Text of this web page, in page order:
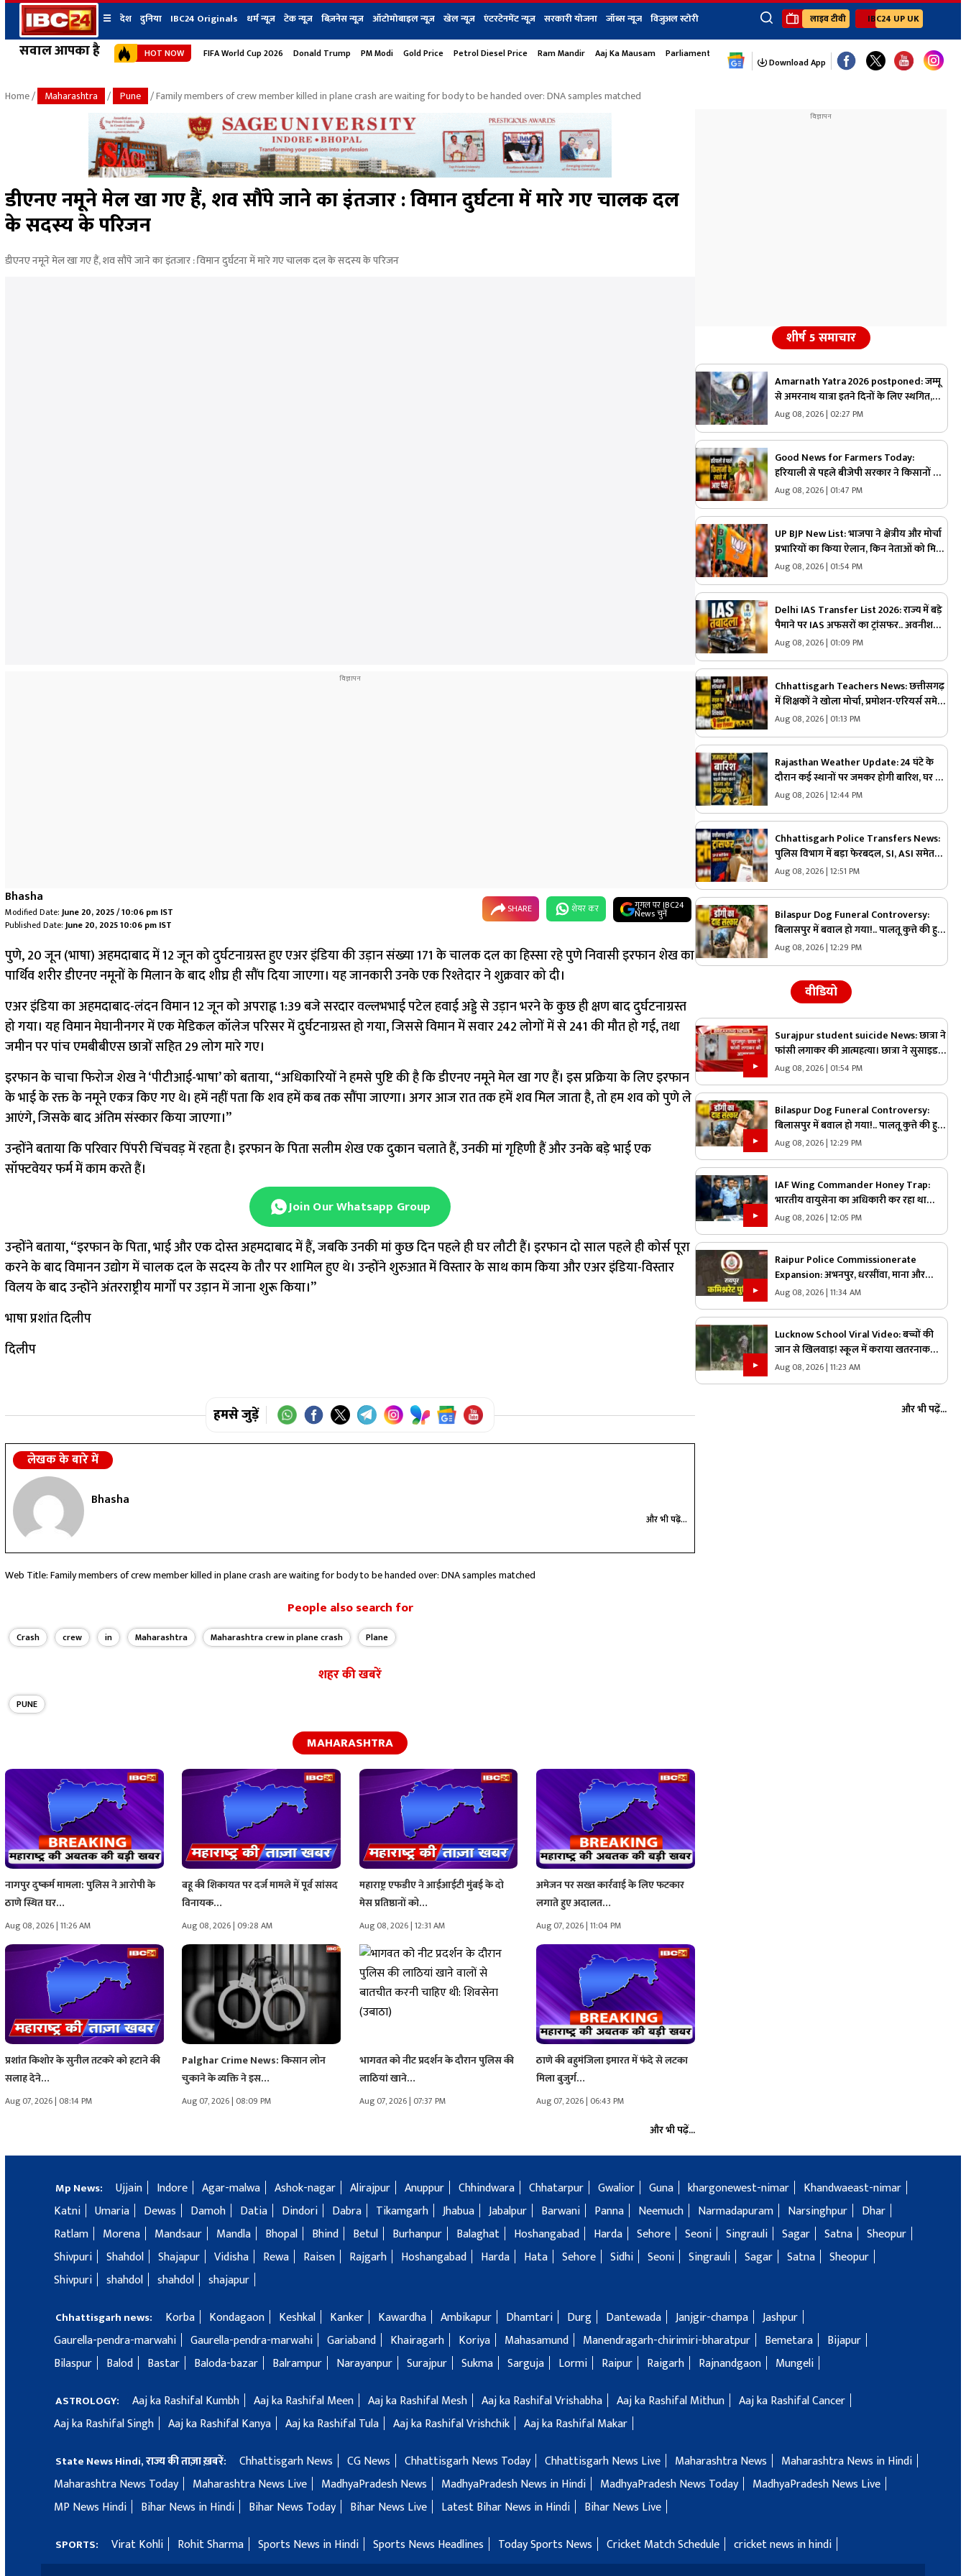
सवाल आपका है
☰ देश दुनिया IBC24 Originals धर्म न्यूज़ टेक न्यूज़ बिज़नेस न्यूज़ ऑटोमोबाइल न्यूज़ खेल न्यूज़ एंटरटेनमेंट न्यूज़ सरकारी योजना जॉब्स न्यूज विजुअल स्टोरी
×
छत्तीसगढ़ न्यूज
उत्तर प्रदेश न्यूज
बिहार न्यूज
उत्तराखंड न्यूज
महाराष्ट्र न्यूज
हिमाचल प्रदेश न्यूज
हरियाणा न्यूज
शहर
भोपाल
जबलपुर
ग्वालियर
रायपुर
दुनिया IBC24 Originals
शेयर बाज़ार गैजेट्स न्यूज
जॉब्स न्यूज Youtube Channels
Ibc24 Jankarwan
लाइव टीवी IBC24 UP UK
HOT NOW FIFA World Cup 2026 Donald Trump PM Modi Gold Price Petrol Diesel Price Ram Mandir Aaj Ka Mausam Parliament Monsoon Session
Download App
Home/ Maharashtra / Pune / Family members of crew member killed in plane crash are waiting for body to be handed over: DNA samples matched
डीएनए नमूने मेल खा गए हैं, शव सौंपे जाने का इंतजार : विमान दुर्घटना में मारे गए चालक दल
के सदस्य के परिजन
डीएनए नमूने मेल खा गए हैं, शव सौंपे जाने का इंतजार : विमान दुर्घटना में मारे गए चालक दल के सदस्य के परिजन
Bhasha
Modified Date:June 20, 2025 / 10:06 pm IST
Published Date:June 20, 2025 10:06 pm IST
SHARE शेयर कर गूगल पर IBC24
News चुनें
पुणे, 20 जून (भाषा) अहमदाबाद में 12 जून को दुर्घटनाग्रस्त हुए एअर इंडिया की उड़ान संख्या 171 के चालक दल का हिस्सा रहे पुणे निवासी इरफान शेख का
पार्थिव शरीर डीएनए नमूनों के मिलान के बाद शीघ्र ही सौंप दिया जाएगा। यह जानकारी उनके एक रिश्तेदार ने शुक्रवार को दी।
एअर इंडिया का अहमदाबाद-लंदन विमान 12 जून को अपराह्न 1:39 बजे सरदार वल्लभभाई पटेल हवाई अड्डे से उड़ान भरने के कुछ ही क्षण बाद दुर्घटनाग्रस्त
हो गया। यह विमान मेघानीनगर में एक मेडिकल कॉलेज परिसर में दुर्घटनाग्रस्त हो गया, जिससे विमान में सवार 242 लोगों में से 241 की मौत हो गई, तथा
जमीन पर पांच एमबीबीएस छात्रों सहित 29 लोग मारे गए।
इरफान के चाचा फिरोज शेख ने ‘पीटीआई-भाषा’ को बताया, “अधिकारियों ने हमसे पुष्टि की है कि डीएनए नमूने मेल खा गए हैं। इस प्रक्रिया के लिए इरफान
के भाई के रक्त के नमूने एकत्र किए गए थे। हमें नहीं पता कि शव हमें कब तक सौंपा जाएगा। अगर आज रात तक हमें शव मिल जाता है, तो हम शव को पुणे ले
आएंगे, जिसके बाद अंतिम संस्कार किया जाएगा।”
उन्होंने बताया कि परिवार पिंपरी चिंचवड़ में रहता है। इरफान के पिता सलीम शेख एक दुकान चलाते हैं, उनकी मां गृहिणी हैं और उनके बड़े भाई एक
सॉफ्टवेयर फर्म में काम करते हैं।
Join Our Whatsapp Group
उन्होंने बताया, “इरफान के पिता, भाई और एक दोस्त अहमदाबाद में हैं, जबकि उनकी मां कुछ दिन पहले ही घर लौटी हैं। इरफान दो साल पहले ही कोर्स पूरा
करने के बाद विमानन उद्योग में चालक दल के सदस्य के तौर पर शामिल हुए थे। उन्होंने शुरुआत में विस्तार के साथ काम किया और एअर इंडिया-विस्तार
विलय के बाद उन्होंने अंतरराष्ट्रीय मार्गों पर उड़ान में जाना शुरू किया।”
भाषा प्रशांत दिलीप
दिलीप
हमसे जुड़ें
लेखक के बारे में
Bhasha
और भी पढ़ें...
Web Title: Family members of crew member killed in plane crash are waiting for body to be handed over: DNA samples matched
People also search for
Crash crew in Maharashtra Maharashtra crew in plane crash Plane
शहर की खबरें
PUNE
MAHARASHTRA
नागपुर दुष्कर्म मामला: पुलिस ने आरोपी के
ठाणे स्थित घर…
Aug 08, 2026 | 11:26 AM
बहू की शिकायत पर दर्ज मामले में पूर्व सांसद
विनायक…
Aug 08, 2026 | 09:28 AM
महाराष्ट्र एफडीए ने आईआईटी मुंबई के दो
मेस प्रतिष्ठानों को…
Aug 08, 2026 | 12:31 AM
अमेजन पर सख्त कार्रवाई के लिए फटकार
लगाते हुए अदालत…
Aug 07, 2026 | 11:04 PM
प्रशांत किशोर के सुनील तटकरे को हटाने की
सलाह देने…
Aug 07, 2026 | 08:14 PM
Palghar Crime News: किसान लोन
चुकाने के व्यक्ति ने इस…
Aug 07, 2026 | 08:09 PM
भागवत को नीट प्रदर्शन के दौरान पुलिस की
लाठियां खाने…
Aug 07, 2026 | 07:37 PM
ठाणे की बहुमंजिला इमारत में फंदे से लटका
मिला बुजुर्ग…
Aug 07, 2026 | 06:43 PM
और भी पढ़ें...
शीर्ष 5 समाचार
Amarnath Yatra 2026 postponed: जम्मू
से अमरनाथ यात्रा इतने दिनों के लिए स्थगित,
प्रशासन ने इस वजह से लिया बड़ा फैसला
Aug 08, 2026 | 02:27 PM
Good News for Farmers Today:
हरियाली से पहले बीजेपी सरकार ने किसानों को
दी कर्जमाफी की सौगात, खाते में ट्रांसफर किए
चेक
Aug 08, 2026 | 01:47 PM
UP BJP New List: भाजपा ने क्षेत्रीय और मोर्चा
प्रभारियों का किया ऐलान, किन नेताओं को मिली
कौन-सी जिम्मेदारी? यहां देखें पूरी लिस्ट
Aug 08, 2026 | 01:54 PM
Delhi IAS Transfer List 2026: राज्य में बड़े
पैमाने पर IAS अफसरों का ट्रांसफर.. अवनीश
कुमार बने एजुकेशन डिपार्टमेंट के डाइरेक्टर, यहाँ
Aug 08, 2026 | 01:09 PM
Chhattisgarh Teachers News: छत्तीसगढ़
में शिक्षकों ने खोला मोर्चा, प्रमोशन-एरियर्स समेत
कई मांगों को लेकर आंदोलन का ऐलान, प्रशासन
Aug 08, 2026 | 01:13 PM
Rajasthan Weather Update: 24 घंटे के
दौरान कई स्थानों पर जमकर होगी बारिश, घर से
निकलने से पहले तैयार कर ले छाता और रेनकोट,
Aug 08, 2026 | 12:44 PM
Chhattisgarh Police Transfers News:
पुलिस विभाग में बड़ा फेरबदल, SI, ASI समेत
40 से ज्यादा पुलिसकर्मियों का तबादला, एसपी
तैनाती
Aug 08, 2026 | 12:51 PM
Bilaspur Dog Funeral Controversy:
बिलासपुर में बवाल हो गया!.. पालतू कुत्ते की हुई
मौत तो लेकर पहुंचे श्मशान, किया दाह संस्कार
Aug 08, 2026 | 12:29 PM
वीडियो
Surajpur student suicide News: छात्रा ने
फांसी लगाकर की आत्महत्या। छात्रा ने सुसाइड
नोट में माता-पिता से मांगी माफी
Aug 08, 2026 | 01:54 PM
Bilaspur Dog Funeral Controversy:
बिलासपुर में बवाल हो गया!.. पालतू कुत्ते की हुई
मौत तो लेकर पहुंचे श्मशान, किया दाह संस्कार
तो शुरू हो गया हंगामा
Aug 08, 2026 | 12:29 PM
IAF Wing Commander Honey Trap:
भारतीय वायुसेना का अधिकारी कर रहा था
पाकिस्तान के लिए जासूसी.. हनीट्रैप में फंसकर
किया कुछ ऐसा जानकार रह जायेंगे हैरान
Aug 08, 2026 | 12:05 PM
Raipur Police Commissionerate
Expansion: अभनपुर, धरसींवा, माना और
खरोरा थाने भी होंगे रायपुर कमिश्नरेट पुलिस में
शामिल!.. किसने कहा, ‘यहां अफसर ज्यादा,
जवान काम?’.. पढ़ें
Aug 08, 2026 | 11:34 AM
Lucknow School Viral Video: बच्चों की
जान से खिलवाड़! स्कूल में कराया खतरनाक
काम, वीडियो वायरल होते ही मचा हड़कंप
Aug 08, 2026 | 11:23 AM
और भी पढ़ें...
Mp News: Ujjain Indore Agar-malwa Ashok-nagar Alirajpur Anuppur Chhindwara Chhatarpur Gwalior Guna khargonewest-nimar
Khandwaeast-nimar
Katni
Umaria Dewas Damoh Datia Dindori Dabra Tikamgarh Jhabua Jabalpur Barwani Panna Neemuch Narmadapuram Narsinghpur
Dhar
Ratlam
Morena Mandsaur Mandla Bhopal Bhind Betul Burhanpur Balaghat Hoshangabad Harda Sehore Seoni Singrauli Sagar Satna
Sheopur
Shivpuri
Shahdol Shajapur Vidisha Rewa Raisen Rajgarh Hoshangabad Harda Hata Sehore Sidhi Seoni Singrauli Sagar Satna
Sheopur
Shivpuri
shahdol shahdol shajapur
Chhattisgarh news: Korba Kondagaon Keshkal Kanker Kawardha Ambikapur Dhamtari Durg Dantewada Janjgir-champa
Jashpur
Gaurella-pendra-marwahi
Gaurella-pendra-marwahi Gariaband Khairagarh Koriya Mahasamund Manendragarh-chirimiri-bharatpur Bemetara
Bijapur
Bilaspur
Balod Bastar Baloda-bazar Balrampur Narayanpur Surajpur Sukma Sarguja Lormi Raipur Raigarh Rajnandgaon Mungeli
ASTROLOGY: Aaj ka Rashifal Kumbh Aaj ka Rashifal Meen Aaj ka Rashifal Mesh Aaj ka Rashifal Vrishabha Aaj ka Rashifal Mithun
Aaj ka Rashifal Cancer
Aaj ka Rashifal Singh
Aaj ka Rashifal Kanya Aaj ka Rashifal Tula Aaj ka Rashifal Vrishchik Aaj ka Rashifal Makar
State News Hindi, राज्य की ताज़ा ख़बरें: Chhattisgarh News CG News Chhattisgarh News Today Chhattisgarh News Live Maharashtra News
Maharashtra News in Hindi
Maharashtra News Today
Maharashtra News Live MadhyaPradesh News MadhyaPradesh News in Hindi MadhyaPradesh News Today
MadhyaPradesh News Live
MP News Hindi
Bihar News in Hindi Bihar News Today Bihar News Live Latest Bihar News in Hindi Bihar News Live
SPORTS: Virat Kohli Rohit Sharma Sports News in Hindi Sports News Headlines Today Sports News Cricket Match Schedule cricket news in hindi